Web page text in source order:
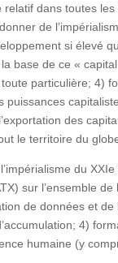
dans toutes
de
si élevé
base de ce «
particulière; 4)
des
le territoire du
du
sur l’ensemble
de données et
4)
humaine (y